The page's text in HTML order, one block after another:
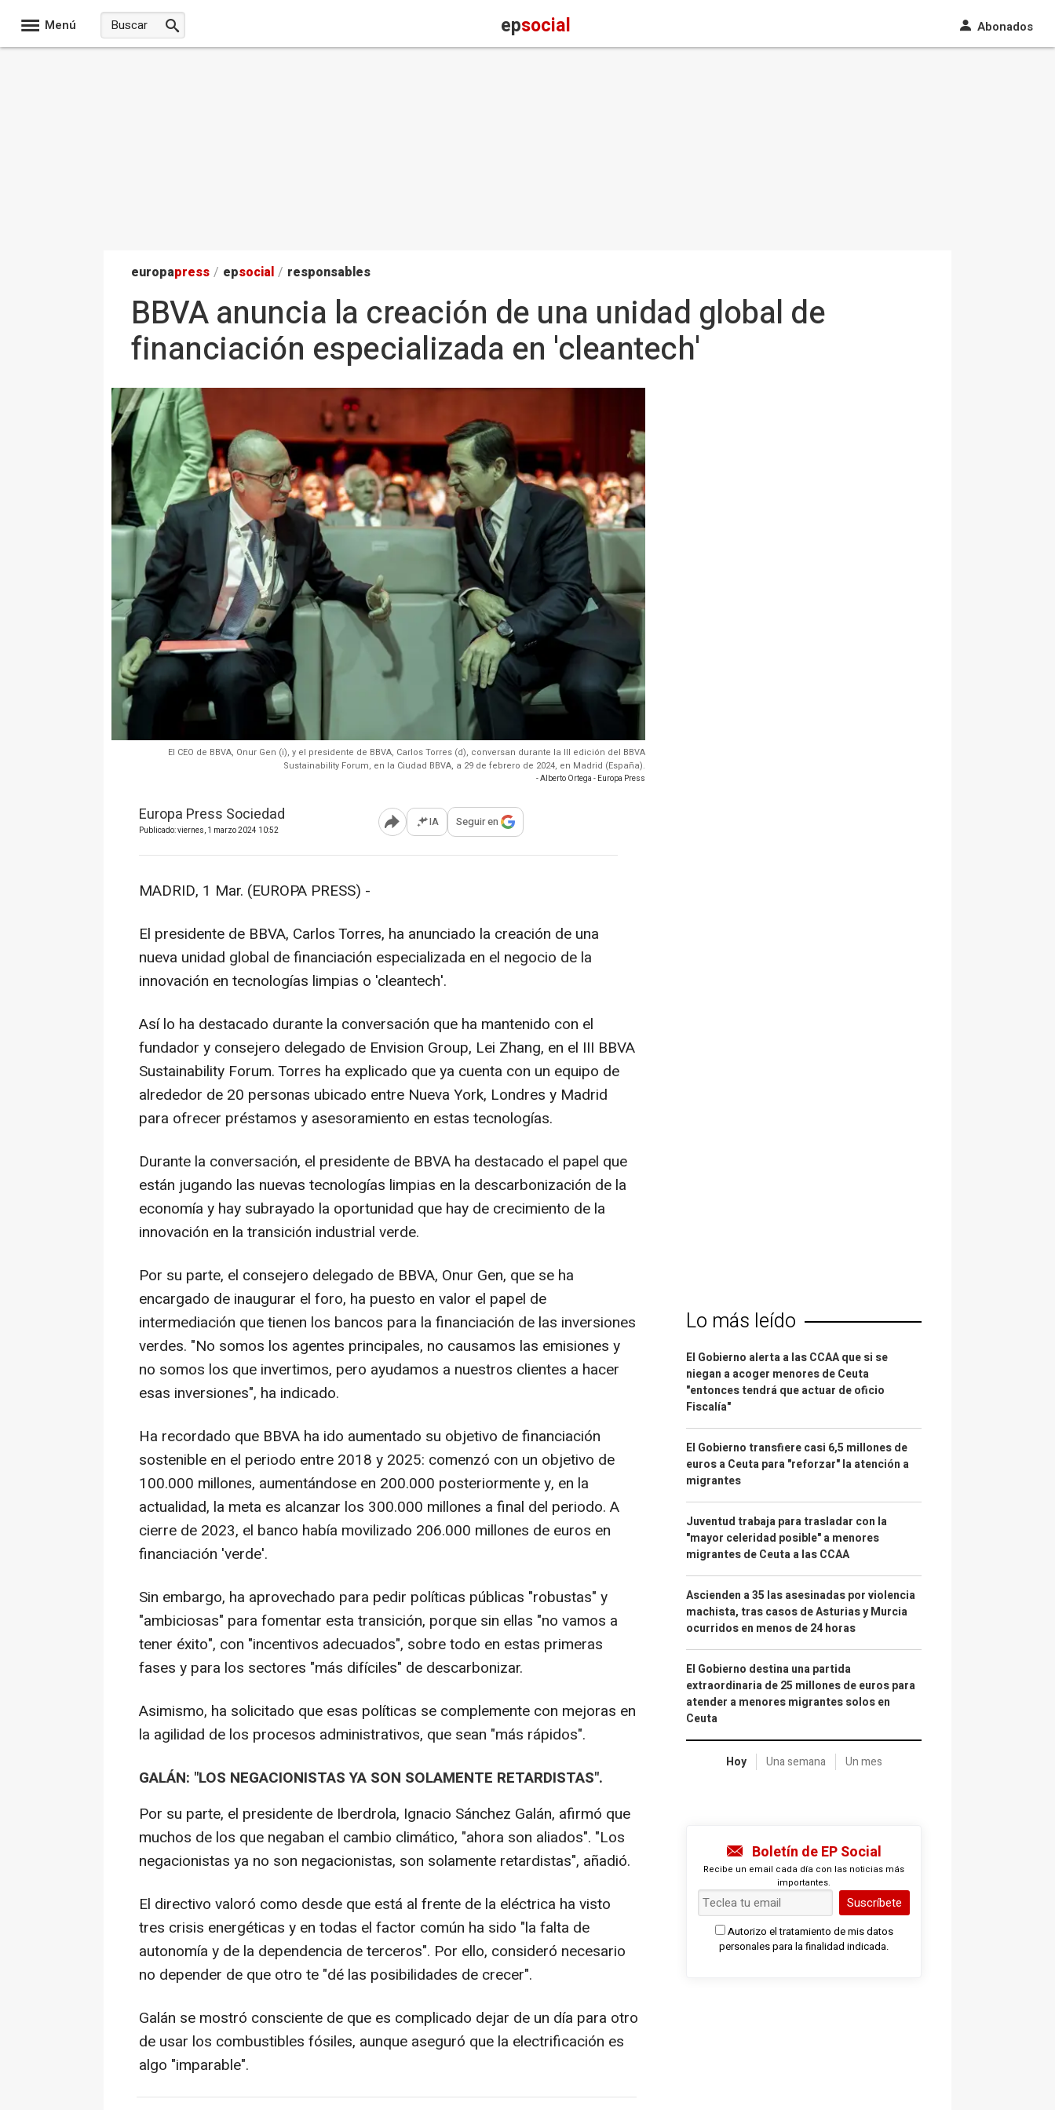
Menú epsocial Abonados
europapress / epsocial / responsables
BBVA anuncia la creación de una unidad global de
financiación especializada en 'cleantech'
El CEO de BBVA, Onur Gen (i), y el presidente de BBVA, Carlos Torres (d), conversan durante la III edición del BBVA
Sustainability Forum, en la Ciudad BBVA, a 29 de febrero de 2024, en Madrid (España).
- Alberto Ortega - Europa Press
Europa Press Sociedad
Publicado: viernes, 1 marzo 2024 10:52 Abrir opciones para compartir
IA Seguir en
MADRID, 1 Mar. (EUROPA PRESS) -
El presidente de BBVA, Carlos Torres, ha anunciado la creación de una
nueva unidad global de financiación especializada en el negocio de la
innovación en tecnologías limpias o 'cleantech'.
Así lo ha destacado durante la conversación que ha mantenido con el
fundador y consejero delegado de Envision Group, Lei Zhang, en el III BBVA
Sustainability Forum. Torres ha explicado que ya cuenta con un equipo de
alrededor de 20 personas ubicado entre Nueva York, Londres y Madrid
para ofrecer préstamos y asesoramiento en estas tecnologías.
Durante la conversación, el presidente de BBVA ha destacado el papel que
están jugando las nuevas tecnologías limpias en la descarbonización de la
economía y hay subrayado la oportunidad que hay de crecimiento de la
innovación en la transición industrial verde.
Por su parte, el consejero delegado de BBVA, Onur Gen, que se ha
encargado de inaugurar el foro, ha puesto en valor el papel de
intermediación que tienen los bancos para la financiación de las inversiones
verdes. "No somos los agentes principales, no causamos las emisiones y
no somos los que invertimos, pero ayudamos a nuestros clientes a hacer
esas inversiones", ha indicado.
Ha recordado que BBVA ha ido aumentado su objetivo de financiación
sostenible en el periodo entre 2018 y 2025: comenzó con un objetivo de
100.000 millones, aumentándose en 200.000 posteriormente y, en la
actualidad, la meta es alcanzar los 300.000 millones a final del periodo. A
cierre de 2023, el banco había movilizado 206.000 millones de euros en
financiación 'verde'.
Sin embargo, ha aprovechado para pedir políticas públicas "robustas" y
"ambiciosas" para fomentar esta transición, porque sin ellas "no vamos a
tener éxito", con "incentivos adecuados", sobre todo en estas primeras
fases y para los sectores "más difíciles" de descarbonizar.
Asimismo, ha solicitado que esas políticas se complemente con mejoras en
la agilidad de los procesos administrativos, que sean "más rápidos".
GALÁN: "LOS NEGACIONISTAS YA SON SOLAMENTE RETARDISTAS".
Por su parte, el presidente de Iberdrola, Ignacio Sánchez Galán, afirmó que
muchos de los que negaban el cambio climático, "ahora son aliados". "Los
negacionistas ya no son negacionistas, son solamente retardistas", añadió.
El directivo valoró como desde que está al frente de la eléctrica ha visto
tres crisis energéticas y en todas el factor común ha sido "la falta de
autonomía y de la dependencia de terceros". Por ello, consideró necesario
no depender de que otro te "dé las posibilidades de crecer".
Galán se mostró consciente de que es complicado dejar de un día para otro
de usar los combustibles fósiles, aunque aseguró que la electrificación es
algo "imparable".
Lo más leído
El Gobierno alerta a las CCAA que si se
niegan a acoger menores de Ceuta
"entonces tendrá que actuar de oficio
Fiscalía"
El Gobierno transfiere casi 6,5 millones de
euros a Ceuta para "reforzar" la atención a
migrantes
Juventud trabaja para trasladar con la
"mayor celeridad posible" a menores
migrantes de Ceuta a las CCAA
Ascienden a 35 las asesinadas por violencia
machista, tras casos de Asturias y Murcia
ocurridos en menos de 24 horas
El Gobierno destina una partida
extraordinaria de 25 millones de euros para
atender a menores migrantes solos en
Ceuta
Hoy Una semana Un mes
Boletín de EP Social
Recibe un email cada día con las noticias más
importantes.
Suscríbete
Autorizo el tratamiento de mis datos
personales para la finalidad indicada.